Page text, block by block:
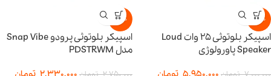
-15%
اسپیکر بلوتوثی 25 وات Loud
Speaker پاورولوژی
-15%
اسپیکر بلوتوثی پرودو Snap Vibe
مدل PDSTRWM